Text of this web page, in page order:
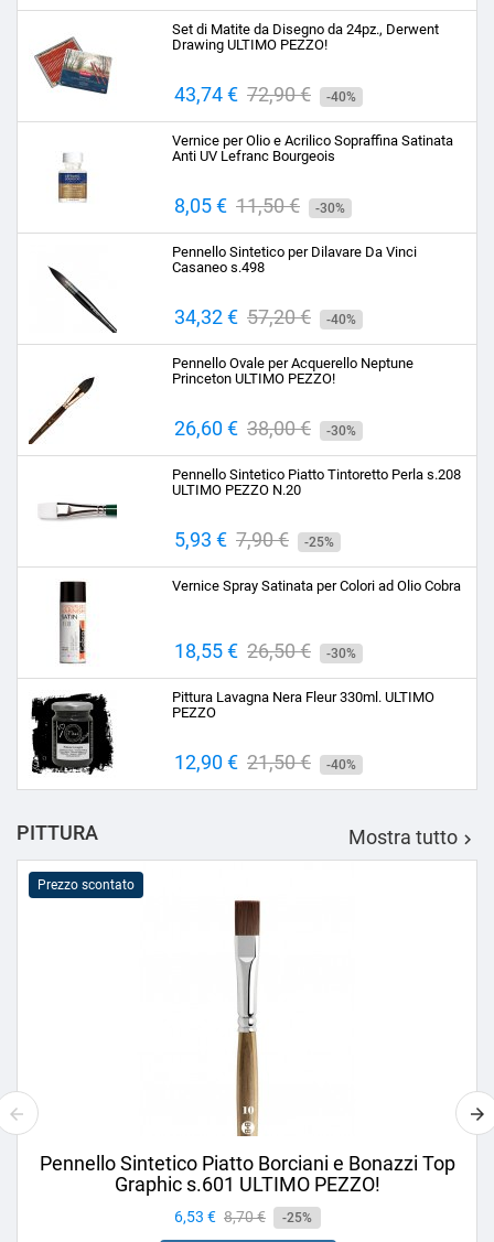
base
Set di Matite da Disegno da 24pz., Derwent
Drawing ULTIMO PEZZO!
Prezzo
43,74 € Prezzo
base
72,90 € -40%
Vernice per Olio e Acrilico Sopraffina Satinata
Anti UV Lefranc Bourgeois
Prezzo
8,05 € Prezzo
base
11,50 € -30%
Pennello Sintetico per Dilavare Da Vinci
Casaneo s.498
Prezzo
34,32 € Prezzo
base
57,20 € -40%
Pennello Ovale per Acquerello Neptune
Princeton ULTIMO PEZZO!
Prezzo
26,60 € Prezzo
base
38,00 € -30%
Pennello Sintetico Piatto Tintoretto Perla s.208
ULTIMO PEZZO N.20
Prezzo
5,93 € Prezzo
base
7,90 € -25%
Vernice Spray Satinata per Colori ad Olio Cobra
Prezzo
18,55 € Prezzo
base
26,50 € -30%
Pittura Lavagna Nera Fleur 330ml. ULTIMO
PEZZO
Prezzo
12,90 € Prezzo
base
21,50 € -40%
PITTURA Mostra tutto 
Prezzo scontato
Pennello Sintetico Piatto Borciani e Bonazzi Top
Graphic s.601 ULTIMO PEZZO!
Prezzo
6,53 € Prezzo
8,70 € -25%